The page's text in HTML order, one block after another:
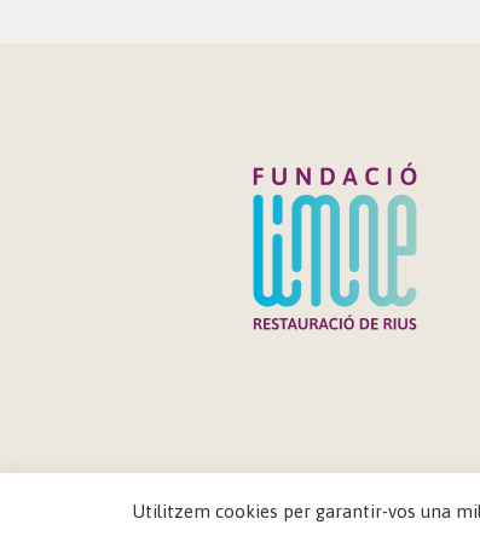
Utilitzem cookies per garantir-vos una